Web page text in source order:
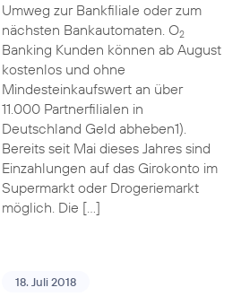
Umweg zur Bankfiliale oder zum
nächsten Bankautomaten. O2
Banking Kunden können ab August
kostenlos und ohne
Mindesteinkaufswert an über
11.000 Partnerfilialen in
Deutschland Geld abheben1).
Bereits seit Mai dieses Jahres sind
Einzahlungen auf das Girokonto im
Supermarkt oder Drogeriemarkt
möglich. Die […]
18. Juli 2018